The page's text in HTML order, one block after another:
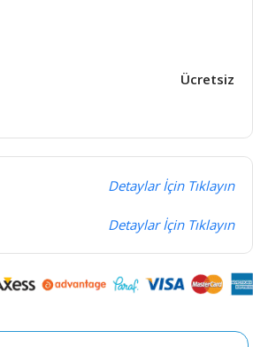
Ücretsiz
Detaylar İçin Tıklayın
Detaylar İçin Tıklayın